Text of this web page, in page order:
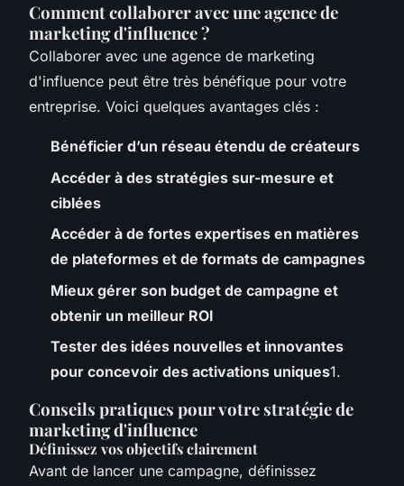
Comment collaborer avec une agence de
marketing d'influence ?
Collaborer avec une agence de marketing
d'influence peut être très bénéfique pour votre
entreprise. Voici quelques avantages clés :
Bénéficier d’un réseau étendu de créateurs
Accéder à des stratégies sur-mesure et
ciblées
Accéder à de fortes expertises en matières
de plateformes et de formats de campagnes
Mieux gérer son budget de campagne et
obtenir un meilleur ROI
Tester des idées nouvelles et innovantes
pour concevoir des activations uniques1.
Conseils pratiques pour votre stratégie de
marketing d'influence
Définissez vos objectifs clairement
Avant de lancer une campagne, définissez